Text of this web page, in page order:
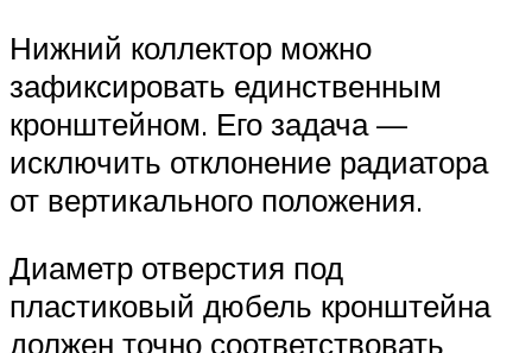
Нижний коллектор можно
зафиксировать единственным
кронштейном. Его задача —
исключить отклонение радиатора
от вертикального положения.
Диаметр отверстия под
пластиковый дюбель кронштейна
должен точно соответствовать